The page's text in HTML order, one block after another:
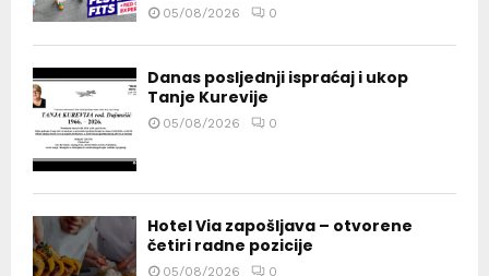
05/08/2026 0
Danas posljednji ispraćaj i ukop
Tanje Kurevije
05/08/2026 0
Hotel Via zapošljava – otvorene
četiri radne pozicije
05/08/2026 0